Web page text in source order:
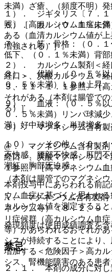
１）． ジギタリス〔７．１
照〕［高カルシウム血症に
ある（血清カルシウム値が
増強される）］。
２）． カルシウム製剤＜経
経口＞、炭酸カルシウム＜
３、１１．１．１参照〕［
それがある（本剤は腸管で
る）］。
３）． マグネシウム含有製
@． マグネシウム含有製剤
経口＞、炭酸マグネシウム
１参照〕［高マグネシウム
（本剤は腸管でのマグネシ
A． マグネシウム含有製剤
ネシウム等）〔８．２、９
リ症候群（高カルシウム血
等）があらわれるおそれが
シスが持続することにより
増加する＜危険因子＞高カ
シス、腎機能障害のある患者
未満）ざ瘡、（頻度不明）発
６）． 眼：（０．１％未満
７）． 筋・骨格：（０．１
低下、（０．１％未満）背部
８）． 代謝：（０．５％以
０．５％未満）ＬＤＨ上昇。
９）． 血液：（０．５％以
０．５％未満）リンパ球減
満）好中球増多、単球増多。
１０）． その他：（０．１
不快感、腰部不快感、肛門
潮紅、胸部圧迫感。
本剤投与中にあらわれる前
ウム血症に基づくと思われ
カルシウム値を測定すること
発現頻度は使用成績調査を含
禁忌
２．１． 本剤の成分に対し